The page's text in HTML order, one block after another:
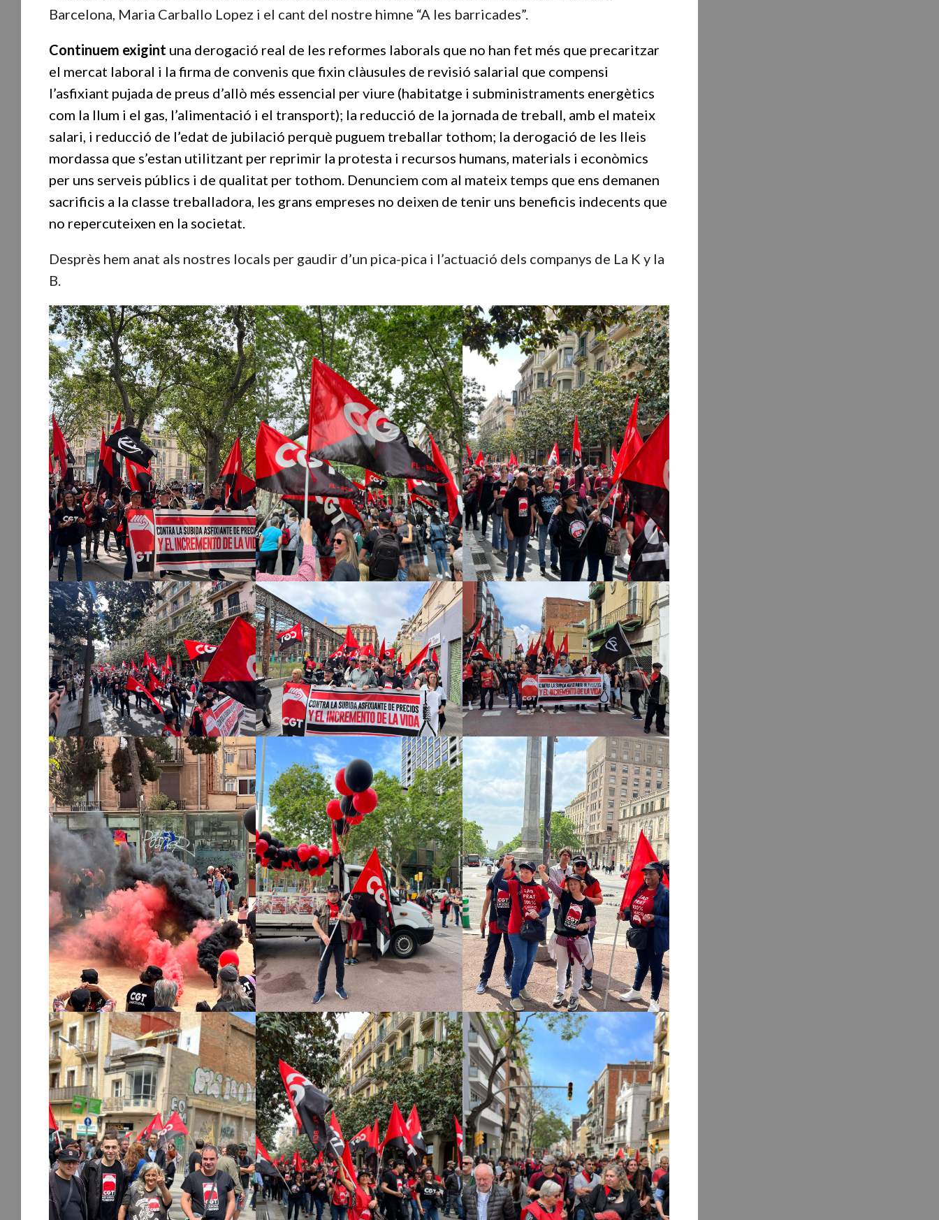
Barcelona, Maria Carballo Lopez i el cant del nostre himne “A les barricades”.
Continuem exigint una derogació real de les reformes laborals que no han fet més que precaritzar
el mercat laboral i la firma de convenis que fixin clàusules de revisió salarial que compensi
l’asfixiant pujada de preus d’allò més essencial per viure (habitatge i subministraments energètics
com la llum i el gas, l’alimentació i el transport); la reducció de la jornada de treball, amb el mateix
salari, i reducció de l’edat de jubilació perquè puguem treballar tothom; la derogació de les lleis
mordassa que s’estan utilitzant per reprimir la protesta i recursos humans, materials i econòmics
per uns serveis públics i de qualitat per tothom. Denunciem com al mateix temps que ens demanen
sacrificis a la classe treballadora, les grans empreses no deixen de tenir uns beneficis indecents que
no repercuteixen en la societat.
Desprès hem anat als nostres locals per gaudir d’un pica-pica i l’actuació dels companys de La K y la
B.